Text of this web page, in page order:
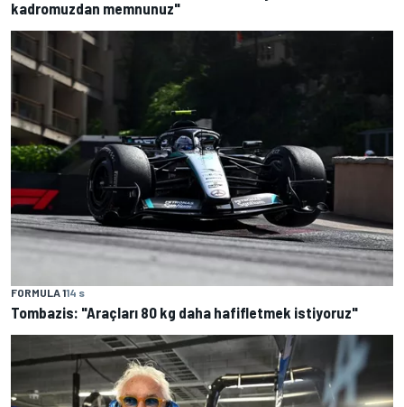
kadromuzdan memnunuz"
FORMULA 114 s
Tombazis: "Araçları 80 kg daha hafifletmek istiyoruz"